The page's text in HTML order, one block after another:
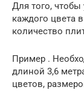
Для того, чтобы
каждого цвета
количество
Пример .
длиной 3,6
цветов,